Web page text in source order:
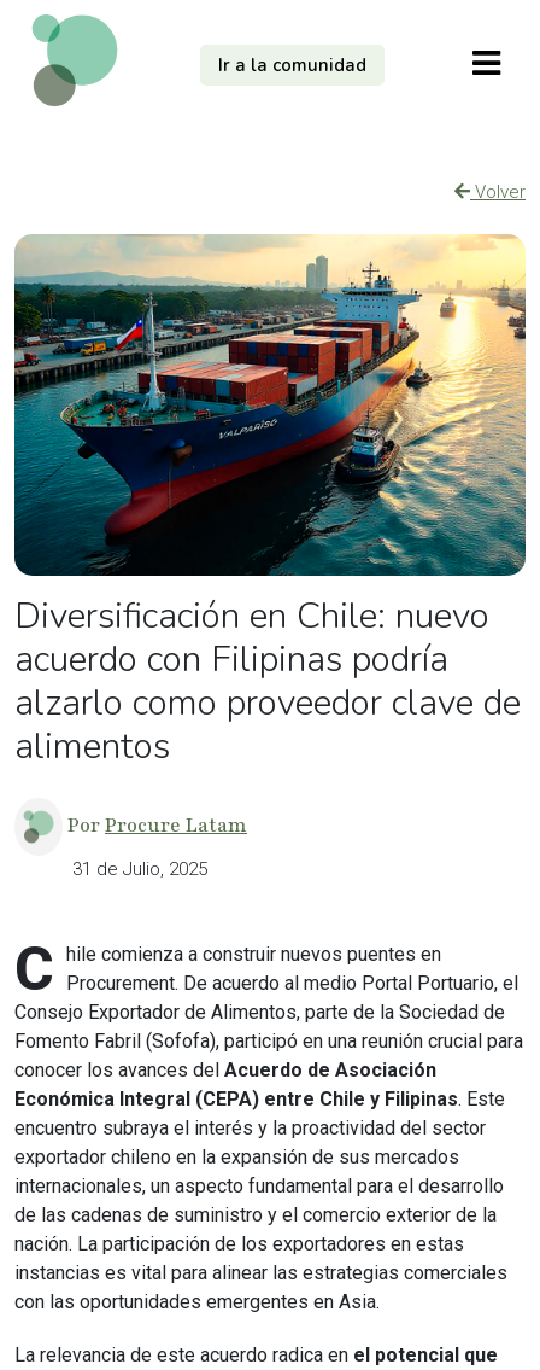
Ir a la comunidad
Volver
Diversificación en Chile: nuevo
acuerdo con Filipinas podría
alzarlo como proveedor clave de
alimentos
PorProcure Latam
31 de Julio, 2025
C
hile comienza a construir nuevos puentes en
Procurement. De acuerdo al medio Portal Portuario, el
Consejo Exportador de Alimentos, parte de la Sociedad de
Fomento Fabril (Sofofa), participó en una reunión crucial para
conocer los avances del Acuerdo de Asociación
Económica Integral (CEPA) entre Chile y Filipinas. Este
encuentro subraya el interés y la proactividad del sector
exportador chileno en la expansión de sus mercados
internacionales, un aspecto fundamental para el desarrollo
de las cadenas de suministro y el comercio exterior de la
nación. La participación de los exportadores en estas
instancias es vital para alinear las estrategias comerciales
con las oportunidades emergentes en Asia.
La relevancia de este acuerdo radica en el potencial que